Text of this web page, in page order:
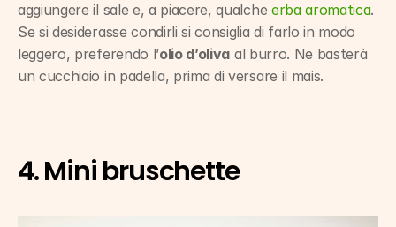
aggiungere il sale e, a piacere, qualche erba aromatica.
Se si desiderasse condirli si consiglia di farlo in modo
leggero, preferendo l’olio d’oliva al burro. Ne basterà
un cucchiaio in padella, prima di versare il mais.
4. Mini bruschette